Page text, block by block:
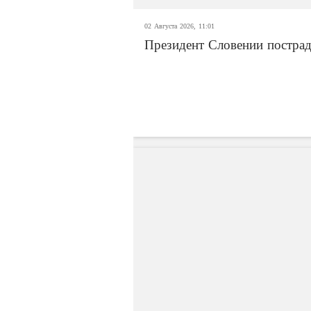
02 Августа 2026, 11:01
Президент Словении